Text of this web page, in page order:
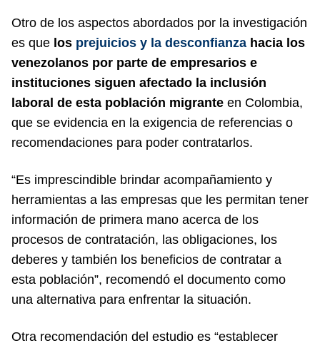
Otro de los aspectos abordados por la investigación
es que los prejuicios y la desconfianza hacia los
venezolanos por parte de empresarios e
instituciones siguen afectado la inclusión
laboral de esta población migrante en Colombia,
que se evidencia en la exigencia de referencias o
recomendaciones para poder contratarlos.
“Es imprescindible brindar acompañamiento y
herramientas a las empresas que les permitan tener
información de primera mano acerca de los
procesos de contratación, las obligaciones, los
deberes y también los beneficios de contratar a
esta población”, recomendó el documento como
una alternativa para enfrentar la situación.
Otra recomendación del estudio es “establecer